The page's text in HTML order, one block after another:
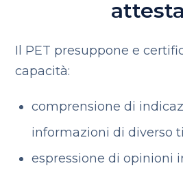
Il PET presuppone e
capacità:
comprensione di
informazioni di diverso
espressione di opinioni